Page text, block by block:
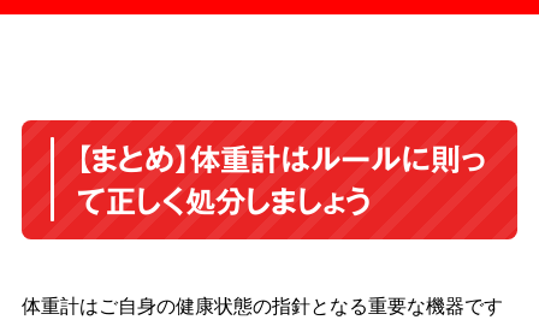
【まとめ】体重計はルールに則っ
て正しく処分しましょう
体重計はご自身の健康状態の指針となる重要な機器です